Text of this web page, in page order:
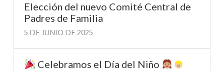
Elección del nuevo Comité Central de
Padres de Familia
5 DE JUNIO DE 2025
Celebramos el Día del Niño